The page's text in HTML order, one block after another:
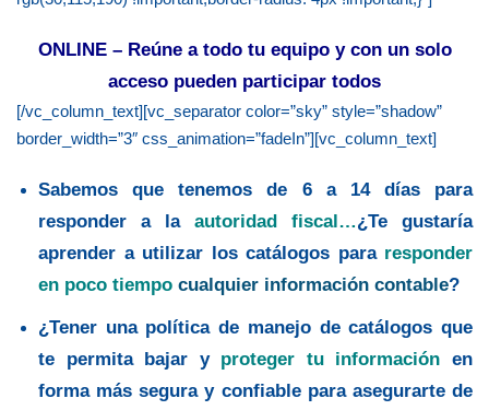
ONLINE – Reúne a todo tu equipo y con un solo
acceso pueden participar todos
[/vc_column_text][vc_separator color=”sky” style=”shadow”
border_width=”3″ css_animation=”fadeIn”][vc_column_text]
Sabemos que tenemos de 6 a 14 días para
responder a la autoridad fiscal…¿Te gustaría
aprender a utilizar los catálogos para responder
en poco tiempo cualquier información contable?
¿Tener una política de manejo de catálogos que
te permita bajar y proteger tu información en
forma más segura y confiable para asegurarte de